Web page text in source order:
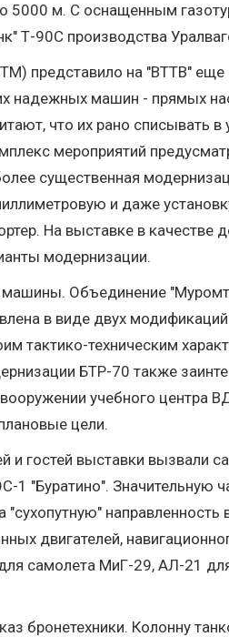
5000 м. С оснащенным
Т-90С производства
представило на "ВТТВ"
машин - прямых
что их рано списывать
мероприятий
существенная
и даже
На выставке в качестве
модернизации.
Объединение
в виде двух
тактико-техническим
БТР-70 также
учебного центра
цели.
и гостей выставки
1 "Буратино".
двигателей,
самолета МиГ-29, АЛ-21
бронетехники. Колонну